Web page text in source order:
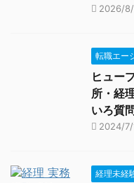
2026/
転職エー
ヒュー
所・経
いろ質
2024/
経理未経